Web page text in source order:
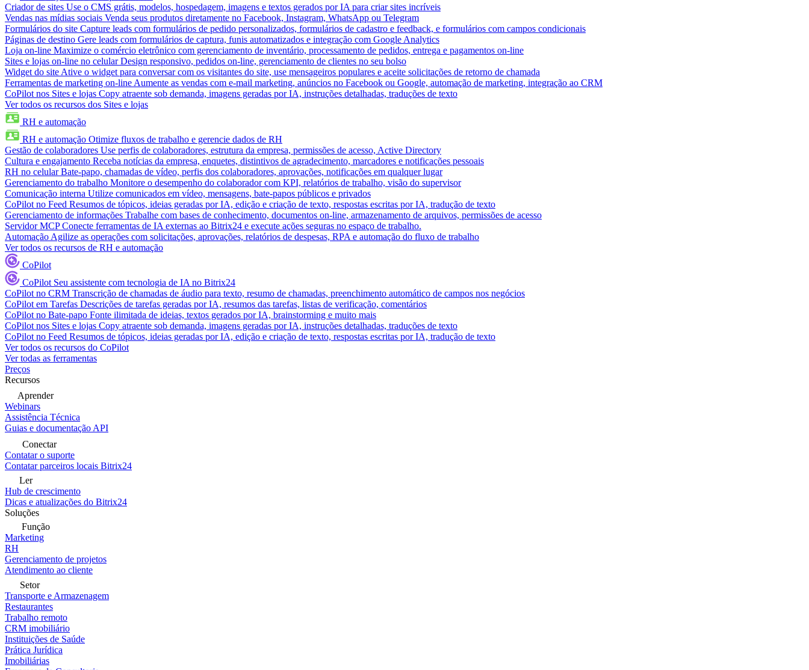
Criador de sites Use o CMS grátis, modelos, hospedagem, imagens e textos gerados por IA para criar sites incríveis
Vendas nas mídias sociais Venda seus produtos diretamente no Facebook, Instagram, WhatsApp ou Telegram
Formulários do site Capture leads com formulários de pedido personalizados, formulários de cadastro e feedback, e formulários com campos condicionais
Páginas de destino Gere leads com formulários de captura, funis automatizados e integração com Google Analytics
Loja on-line Maximize o comércio eletrônico com gerenciamento de inventário, processamento de pedidos, entrega e pagamentos on-line
Sites e lojas on-line no celular Design responsivo, pedidos on-line, gerenciamento de clientes no seu bolso
Widget do site Ative o widget para conversar com os visitantes do site, use mensageiros populares e aceite solicitações de retorno de chamada
Ferramentas de marketing on-line Aumente as vendas com e-mail marketing, anúncios no Facebook ou Google, automação de marketing, integração ao CRM
CoPilot nos Sites e lojas Copy atraente sob demanda, imagens geradas por IA, instruções detalhadas, traduções de texto
Ver todos os recursos dos Sites e lojas
RH e automação
RH e automação Otimize fluxos de trabalho e gerencie dados de RH
Gestão de colaboradores Use perfis de colaboradores, estrutura da empresa, permissões de acesso, Active Directory
Cultura e engajamento Receba notícias da empresa, enquetes, distintivos de agradecimento, marcadores e notificações pessoais
RH no celular Bate-papo, chamadas de vídeo, perfis dos colaboradores, aprovações, notificações em qualquer lugar
Gerenciamento do trabalho Monitore o desempenho do colaborador com KPI, relatórios de trabalho, visão do supervisor
Comunicação interna Utilize comunicados em vídeo, mensagens, bate-papos públicos e privados
CoPilot no Feed Resumos de tópicos, ideias geradas por IA, edição e criação de texto, respostas escritas por IA, tradução de texto
Gerenciamento de informações Trabalhe com bases de conhecimento, documentos on-line, armazenamento de arquivos, permissões de acesso
Servidor MCP Conecte ferramentas de IA externas ao Bitrix24 e execute ações seguras no espaço de trabalho.
Automação Agilize as operações com solicitações, aprovações, relatórios de despesas, RPA e automação do fluxo de trabalho
Ver todos os recursos de RH e automação
CoPilot
CoPilot Seu assistente com tecnologia de IA no Bitrix24
CoPilot no CRM Transcrição de chamadas de áudio para texto, resumo de chamadas, preenchimento automático de campos nos negócios
CoPilot em Tarefas Descrições de tarefas geradas por IA, resumos das tarefas, listas de verificação, comentários
CoPilot no Bate-papo Fonte ilimitada de ideias, textos gerados por IA, brainstorming e muito mais
CoPilot nos Sites e lojas Copy atraente sob demanda, imagens geradas por IA, instruções detalhadas, traduções de texto
CoPilot no Feed Resumos de tópicos, ideias geradas por IA, edição e criação de texto, respostas escritas por IA, tradução de texto
Ver todos os recursos do CoPilot
Ver todas as ferramentas
Preços
Recursos
Aprender
Webinars
Assistência Técnica
Guias e documentação API
Conectar
Contatar o suporte
Contatar parceiros locais Bitrix24
Ler
Hub de crescimento
Dicas e atualizações do Bitrix24
Soluções
Função
Marketing
RH
Gerenciamento de projetos
Atendimento ao cliente
Setor
Transporte e Armazenagem
Restaurantes
Trabalho remoto
CRM imobiliário
Instituições de Saúde
Prática Jurídica
Imobiliárias